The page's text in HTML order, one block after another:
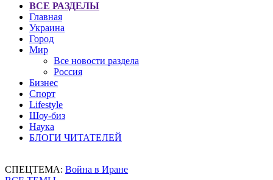
ВСЕ РАЗДЕЛЫ
Главная
Украина
Город
Мир
Все новости раздела
Россия
Бизнес
Спорт
Lifestyle
Шоу-биз
Наука
БЛОГИ ЧИТАТЕЛЕЙ
СПЕЦТЕМА: Война в Иране